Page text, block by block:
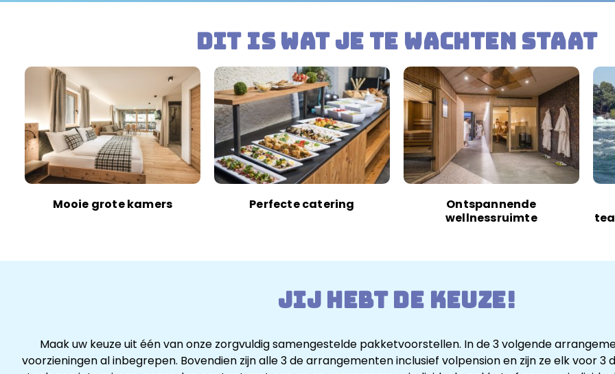
Dit is wat je te wachten staat
Mooie grote kamers Perfecte catering
Ontspannende
wellnessruimte
Jij hebt de keuze!
Maak uw keuze uit één van onze zorgvuldig samengestelde pakketvoorstellen. In de 3 volgende
voorzieningen al inbegrepen. Bovendien zijn alle 3 de arrangementen inclusief volpension en zijn ze elk voor 3